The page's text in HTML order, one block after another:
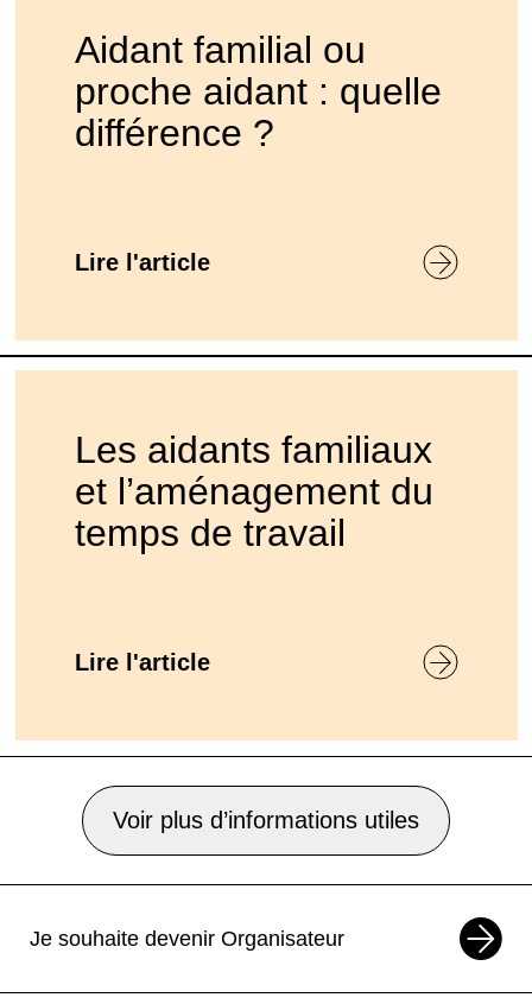
Aidant familial ou
proche aidant : quelle
différence ?
Lire l'article
Les aidants familiaux
et l’aménagement du
temps de travail
Lire l'article
Voir plus d’informations utiles
Je souhaite devenir Organisateur